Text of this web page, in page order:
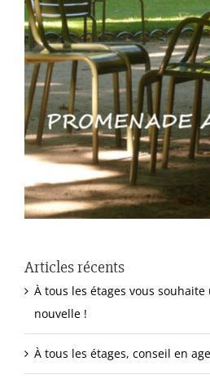
Articles récents
À tous les étages vous
nouvelle !
À tous les étages, conseil en